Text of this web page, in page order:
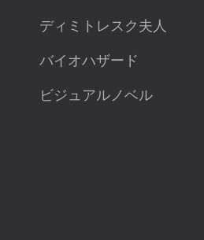
ディミトレスク夫人
バイオハザード
ビジュアルノベル